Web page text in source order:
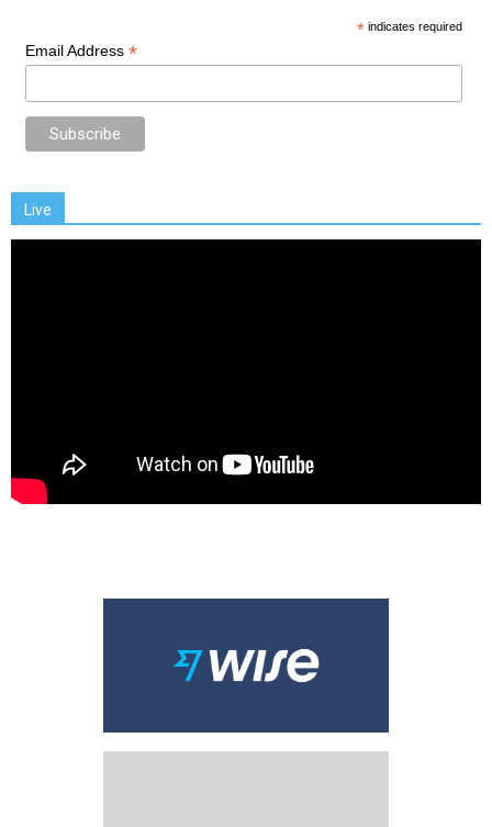
* indicates required
Email Address *
Live